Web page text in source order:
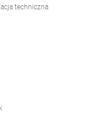
techniczna